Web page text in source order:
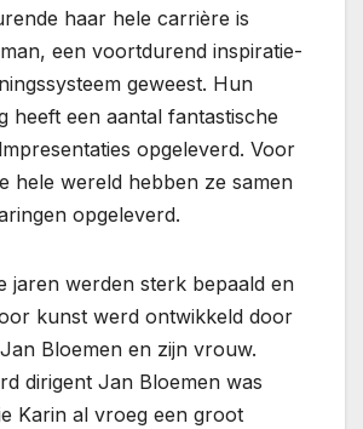
haar hele carrière is
een voortdurend inspiratie-
geweest. Hun
heeft een aantal fantastische
opgeleverd. Voor
hele wereld hebben ze samen
opgeleverd.
jaren werden sterk bepaald en
kunst werd ontwikkeld door
Bloemen en zijn vrouw.
dirigent Jan Bloemen was
Karin al vroeg een groot